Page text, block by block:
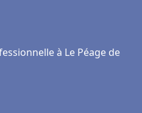
à Le Péage de